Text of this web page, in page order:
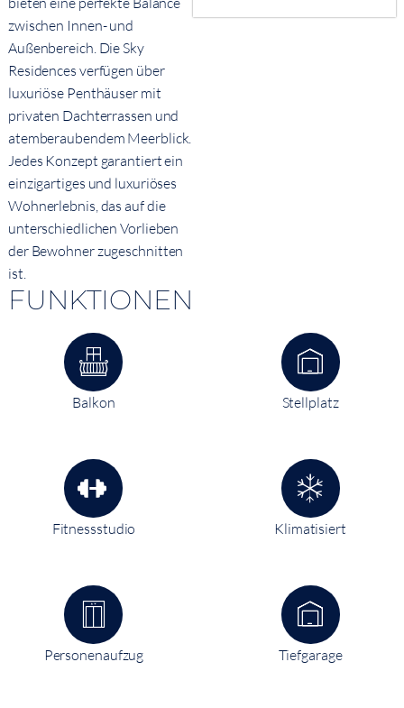
zwischen Innen- und
Außenbereich. Die Sky
Residences verfügen über
luxuriöse Penthäuser mit
privaten Dachterrassen und
atemberaubendem Meerblick.
Jedes Konzept garantiert ein
einzigartiges und luxuriöses
Wohnerlebnis, das auf die
unterschiedlichen Vorlieben
der Bewohner zugeschnitten
ist.
FUNKTIONEN
Balkon Stellplatz
Fitnessstudio Klimatisiert
Personenaufzug Tiefgarage